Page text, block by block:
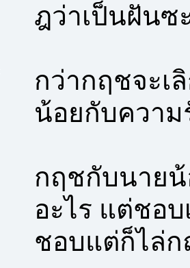
ฎว่าเป็นฝัน
กว่ากฤชจะเ
น้อยกับความ
กฤชกับนาย
อะไร แต่ชอ
ชอบแต่ก็ไล่ก